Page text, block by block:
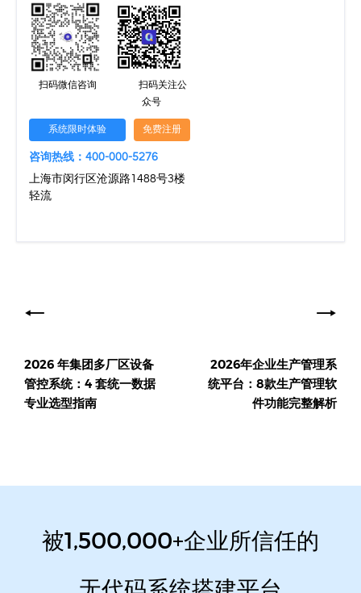
扫码微信咨询
扫码关注公
众号
系统限时体验 免费注册
咨询热线：400-000-5276
上海市闵行区沧源路1488号3楼
轻流
章
航2026 年集团多厂区设备
管控系统：4 套统一数据
专业选型指南
2026年企业生产管理系
统平台：8款生产管理软
件功能完整解析
被1,500,000+企业所信任的